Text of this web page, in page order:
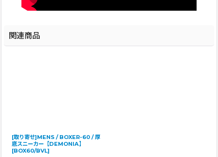
関連商品
[取り寄せ]MENS / BOXER-60 / 厚
底スニーカー【DEMONIA】
[BOX60/BVL]